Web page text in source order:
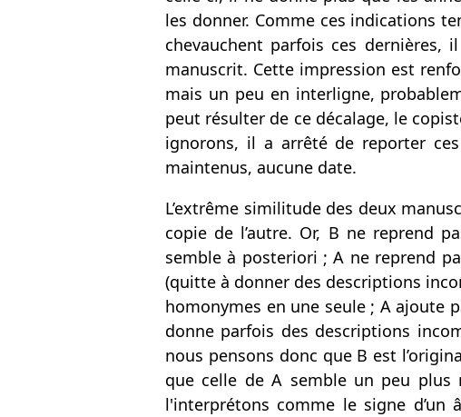
les donner. Comme ces indications
chevauchent parfois ces dernières,
manuscrit. Cette impression est
mais un peu en interligne,
peut résulter de ce décalage, le
ignorons, il a arrêté de reporter
maintenus, aucune date.
L’extrême similitude des deux
copie de l’autre. Or, B ne reprend
semble à posteriori ; A ne reprend
(quitte à donner des descriptions
homonymes en une seule ; A ajoute
donne parfois des descriptions
nous pensons donc que B est
que celle de A semble un peu
l'interprétons comme le signe d’un